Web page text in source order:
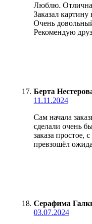
Люблю.
Заказал картину
Очень
Рекомендую
Берта
11.11.2024
Сам начала
сделали очень
заказа простое,
превзошёл
Серафима
03.07.2024